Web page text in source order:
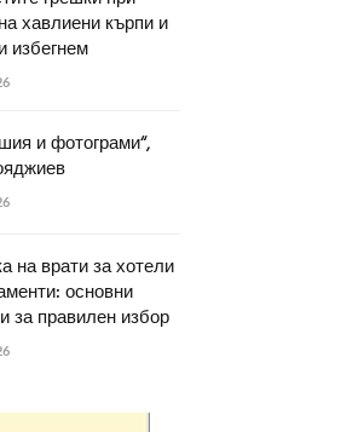
хавлиени кърпи и
избегнем
и фотограми“,
на врати за хотели
основни
за правилен избор